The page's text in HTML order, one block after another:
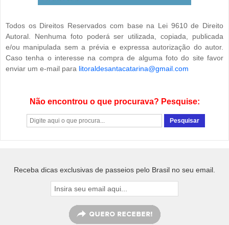
Todos os Direitos Reservados com base na Lei 9610 de Direito
Autoral. Nenhuma foto poderá ser utilizada, copiada, publicada
e/ou manipulada sem a prévia e expressa autorização do autor.
Caso tenha o interesse na compra de alguma foto do site favor
enviar um e-mail para litoraldesantacatarina@gmail.com
Não encontrou o que procurava? Pesquise:
Receba dicas exclusivas de passeios pelo Brasil no seu email.